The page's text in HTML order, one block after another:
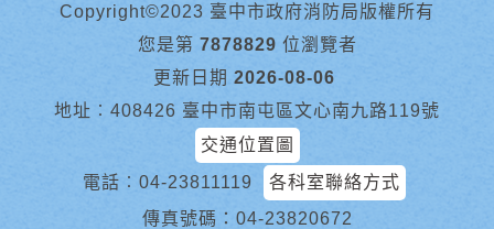
Copyright©2023 臺中市政府消防局版權所有
您是第 7878829 位瀏覽者
更新日期 2026-08-06
地址︰408426 臺中市南屯區文心南九路119號
交通位置圖
電話︰ 04-23811119
各科室聯絡方式
傳真號碼：04-23820672